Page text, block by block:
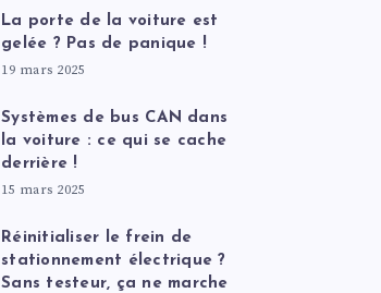
La porte de la voiture est
gelée ? Pas de panique !
19 mars 2025
Systèmes de bus CAN dans
la voiture : ce qui se cache
derrière !
15 mars 2025
Réinitialiser le frein de
stationnement électrique ?
Sans testeur, ça ne marche